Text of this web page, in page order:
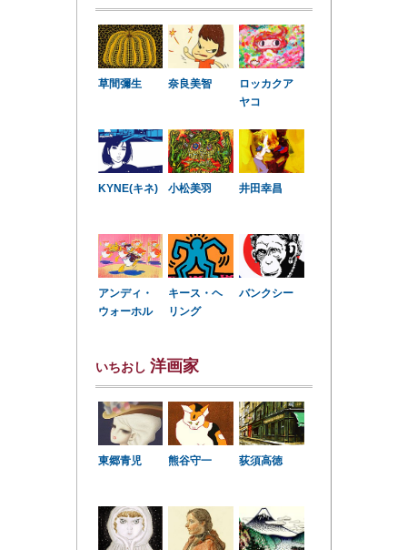
草間彌生 奈良美智
ロッカクア
ヤコ
KYNE(キネ) 小松美羽 井田幸昌
アンディ・
ウォーホル
キース・ヘ
リング
バンクシー
いちおし 洋画家
東郷青児 熊谷守一 荻須高徳